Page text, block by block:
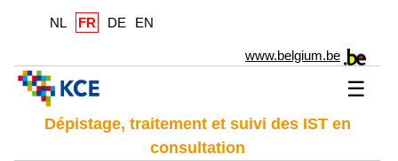
NL FR DE EN
www.belgium.be
☰
Dépistage, traitement et suivi des IST en
consultation